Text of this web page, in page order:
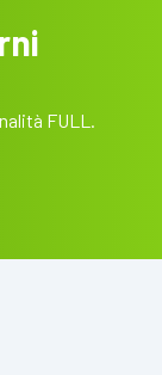
FULL.